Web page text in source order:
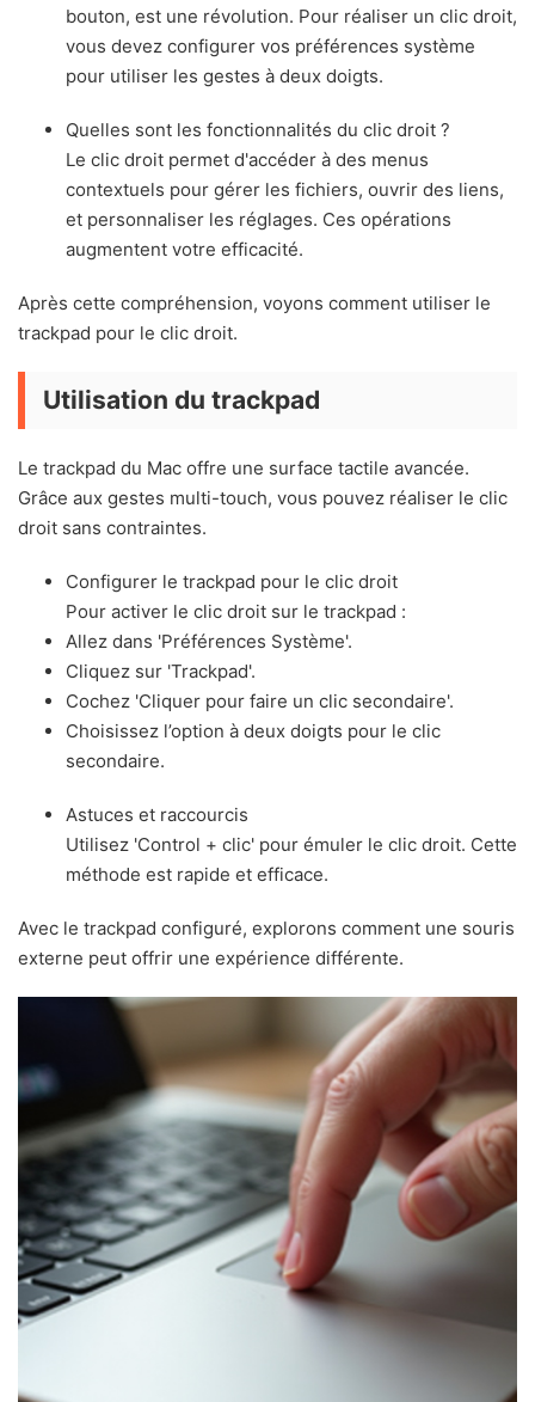
bouton, est une révolution. Pour réaliser un clic droit,
vous devez configurer vos préférences système
pour utiliser les gestes à deux doigts.
Quelles sont les fonctionnalités du clic droit ?
Le clic droit permet d'accéder à des menus
contextuels pour gérer les fichiers, ouvrir des liens,
et personnaliser les réglages. Ces opérations
augmentent votre efficacité.
Après cette compréhension, voyons comment utiliser le
trackpad pour le clic droit.
Utilisation du trackpad
Le trackpad du Mac offre une surface tactile avancée.
Grâce aux gestes multi-touch, vous pouvez réaliser le clic
droit sans contraintes.
Configurer le trackpad pour le clic droit
Pour activer le clic droit sur le trackpad :
Allez dans 'Préférences Système'.
Cliquez sur 'Trackpad'.
Cochez 'Cliquer pour faire un clic secondaire'.
Choisissez l’option à deux doigts pour le clic
secondaire.
Astuces et raccourcis
Utilisez 'Control + clic' pour émuler le clic droit. Cette
méthode est rapide et efficace.
Avec le trackpad configuré, explorons comment une souris
externe peut offrir une expérience différente.